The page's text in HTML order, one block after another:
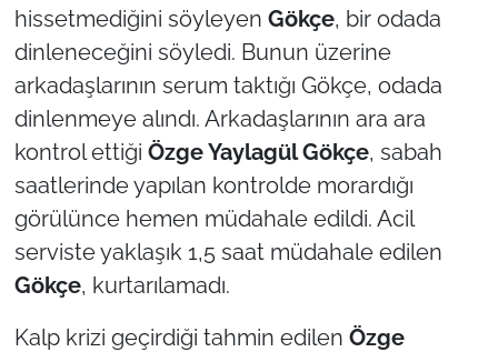
hissetmediğini söyleyen Gökçe, bir odada
dinleneceğini söyledi. Bunun üzerine
arkadaşlarının serum taktığı Gökçe, odada
dinlenmeye alındı. Arkadaşlarının ara ara
kontrol ettiği Özge Yaylagül Gökçe, sabah
saatlerinde yapılan kontrolde morardığı
görülünce hemen müdahale edildi. Acil
serviste yaklaşık 1,5 saat müdahale edilen
Gökçe, kurtarılamadı.
Kalp krizi geçirdiği tahmin edilen Özge
Genel
Politika
Flaş Haber
Dış Haberler
Magazin